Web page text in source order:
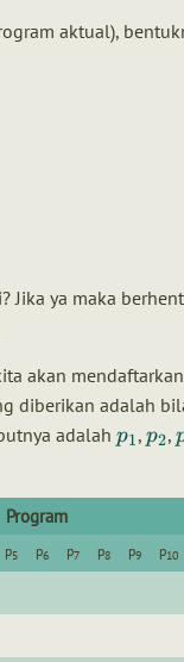
aktual),
Jika ya maka
akan
diberikan adalah
adalah p1, p2,
Program
p5 p6 p7 p8 p9 p10